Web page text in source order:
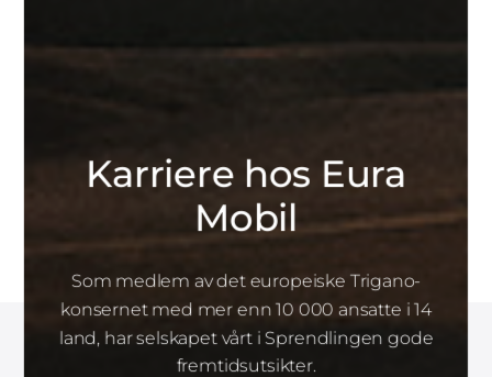
Karriere hos Eura
Mobil
Som medlem av det europeiske Trigano-
konsernet med mer enn 10 000 ansatte i 14
land, har selskapet vårt i Sprendlingen gode
fremtidsutsikter.